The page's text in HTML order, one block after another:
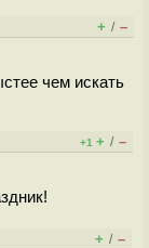
+ / –
чем искать
+1 + / –
+ / –